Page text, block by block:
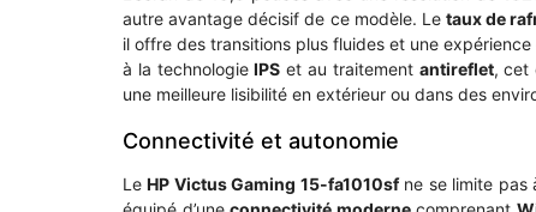
autre avantage décisif de ce modèle. Letaux de
il offre des transitions plus fluides et une
à la technologieIPS et au traitement antireflet, cet
une meilleure lisibilité en extérieur ou dans des
Connectivité et autonomie
LeHP Victus Gaming 15-fa1010sfne se limite pas